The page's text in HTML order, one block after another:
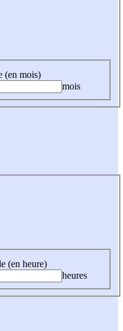
(en mois)
mois
(en heure)
heures